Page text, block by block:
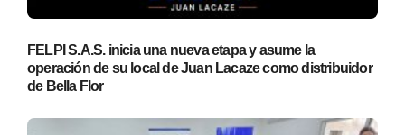
FELPI S.A.S. inicia una nueva etapa y asume la
operación de su local de Juan Lacaze como distribuidor
de Bella Flor